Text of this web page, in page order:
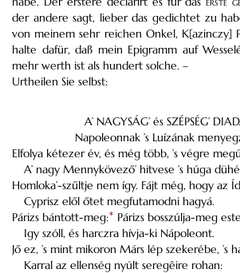
der andere sagt, lieber das gedichtet zu
von meinem sehr reichen Onkel, K[azinczy]
halte dafür, daß mein Epigramm auf
mehr werth ist als hundert solche. –
Urtheilen Sie selbst:
A’ NAGYSÁG’ és SZÉPSÉG’
Napoleonnak ’s Luízának
Elfolya kétezer év, és még több, ’s végre
A’ nagy Mennykövező’ hitvese ’s húga
Homloka’-szűltje nem így. Fájt még, hogy az
Cyprisz elől őtet megfutamodni hagyá.
Párizs bántott-meg:* Párizs bosszúlja-meg
Igy szóll, és harczra hívja-ki Nápoleont.
Jő ez, ’s mint mikoron Márs lép szekerébe, ’s
Karral az ellenség nyúlt seregêire rohan: